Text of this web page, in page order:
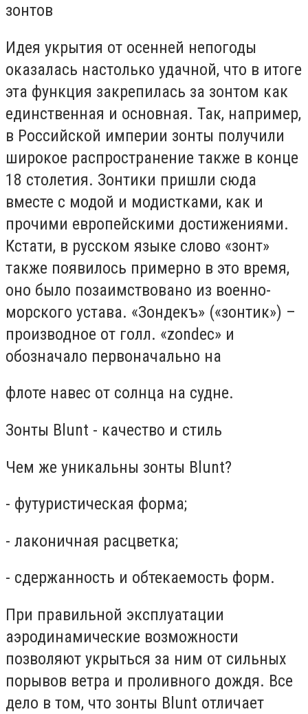
зонтов
Идея укрытия от осенней непогоды
оказалась настолько удачной, что в итоге
эта функция закрепилась за зонтом как
единственная и основная. Так, например,
в Российской империи зонты получили
широкое распространение также в конце
18 столетия. Зонтики пришли сюда
вместе с модой и модистками, как и
прочими европейскими достижениями.
Кстати, в русском языке слово «зонт»
также появилось примерно в это время,
оно было позаимствовано из военно-
морского устава. «Зондекъ» («зонтик») –
производное от голл. «zondec» и
обозначало первоначально на
флоте навес от солнца на судне.
Зонты Blunt - качество и стиль
Чем же уникальны зонты Вlunt?
- футуристическая форма;
- лаконичная расцветка;
- сдержанность и обтекаемость форм.
При правильной эксплуатации
аэродинамические возможности
позволяют укрыться за ним от сильных
порывов ветра и проливного дождя. Все
дело в том, что зонты Вlunt отличает